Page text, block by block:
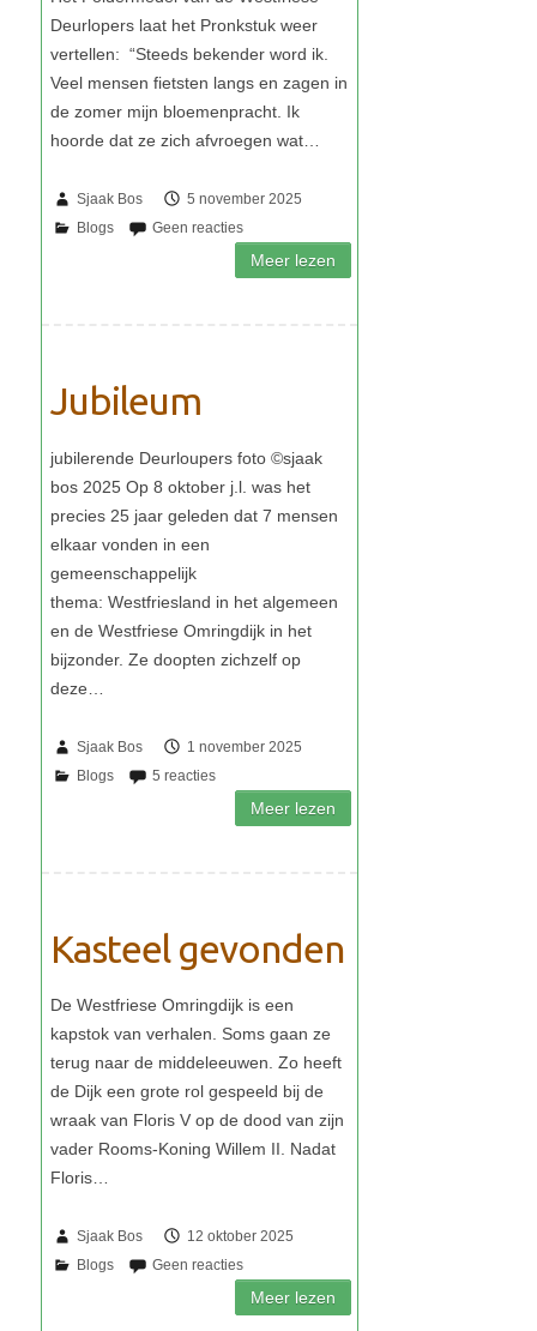
Sjaak Bos 5 november 2025
Jubileum
Sjaak Bos 1 november 2025
Kasteel gevonden
Sjaak Bos 12 oktober 2025